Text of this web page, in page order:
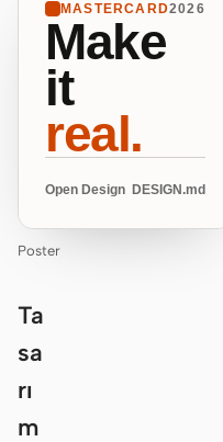
MASTERCARD2026
Make
it
real.
Open Design DESIGN.md
Poster
Ta
sa
rı
m